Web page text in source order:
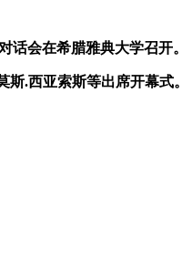
话会在希腊雅典大学召开。
.西亚索斯等出席开幕式。